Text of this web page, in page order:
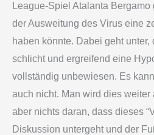
League-Spiel Atalanta
der Ausweitung des Virus eine
haben könnte. Dabei geht unter,
schlicht und ergreifend eine
vollständig unbewiesen. Es
auch nicht. Man wird dies
aber nichts daran, dass dieses
Diskussion untergeht und der